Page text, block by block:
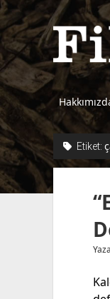
Fikir
Kazanı
Etiket: